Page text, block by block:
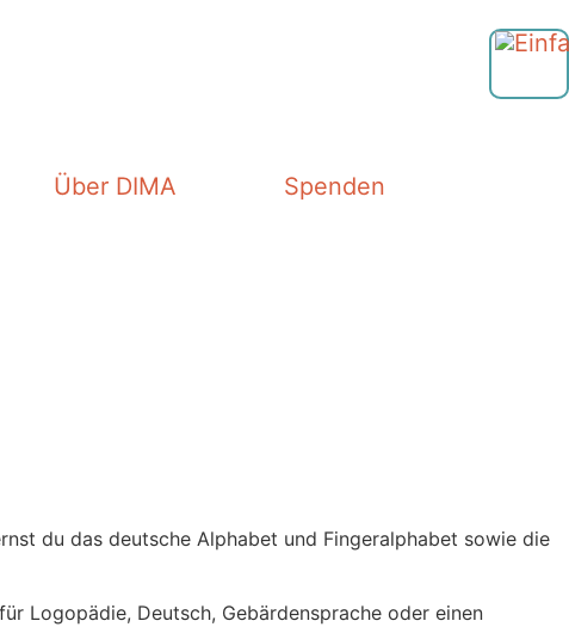
Über DIMA Spenden
du das deutsche Alphabet und Fingeralphabet sowie die
Logopädie, Deutsch, Gebärdensprache oder einen